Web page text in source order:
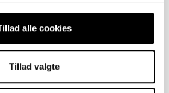
alle cookies
Tillad valgte